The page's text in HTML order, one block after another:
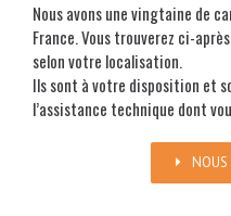
Nous avons une vingtaine de
France. Vous trouverez ci-
selon votre localisation.
Ils sont à votre disposition et
l’assistance technique dont